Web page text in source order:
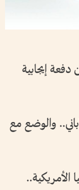
دفعة إيجابية
والوضع مع
الأمريكية..